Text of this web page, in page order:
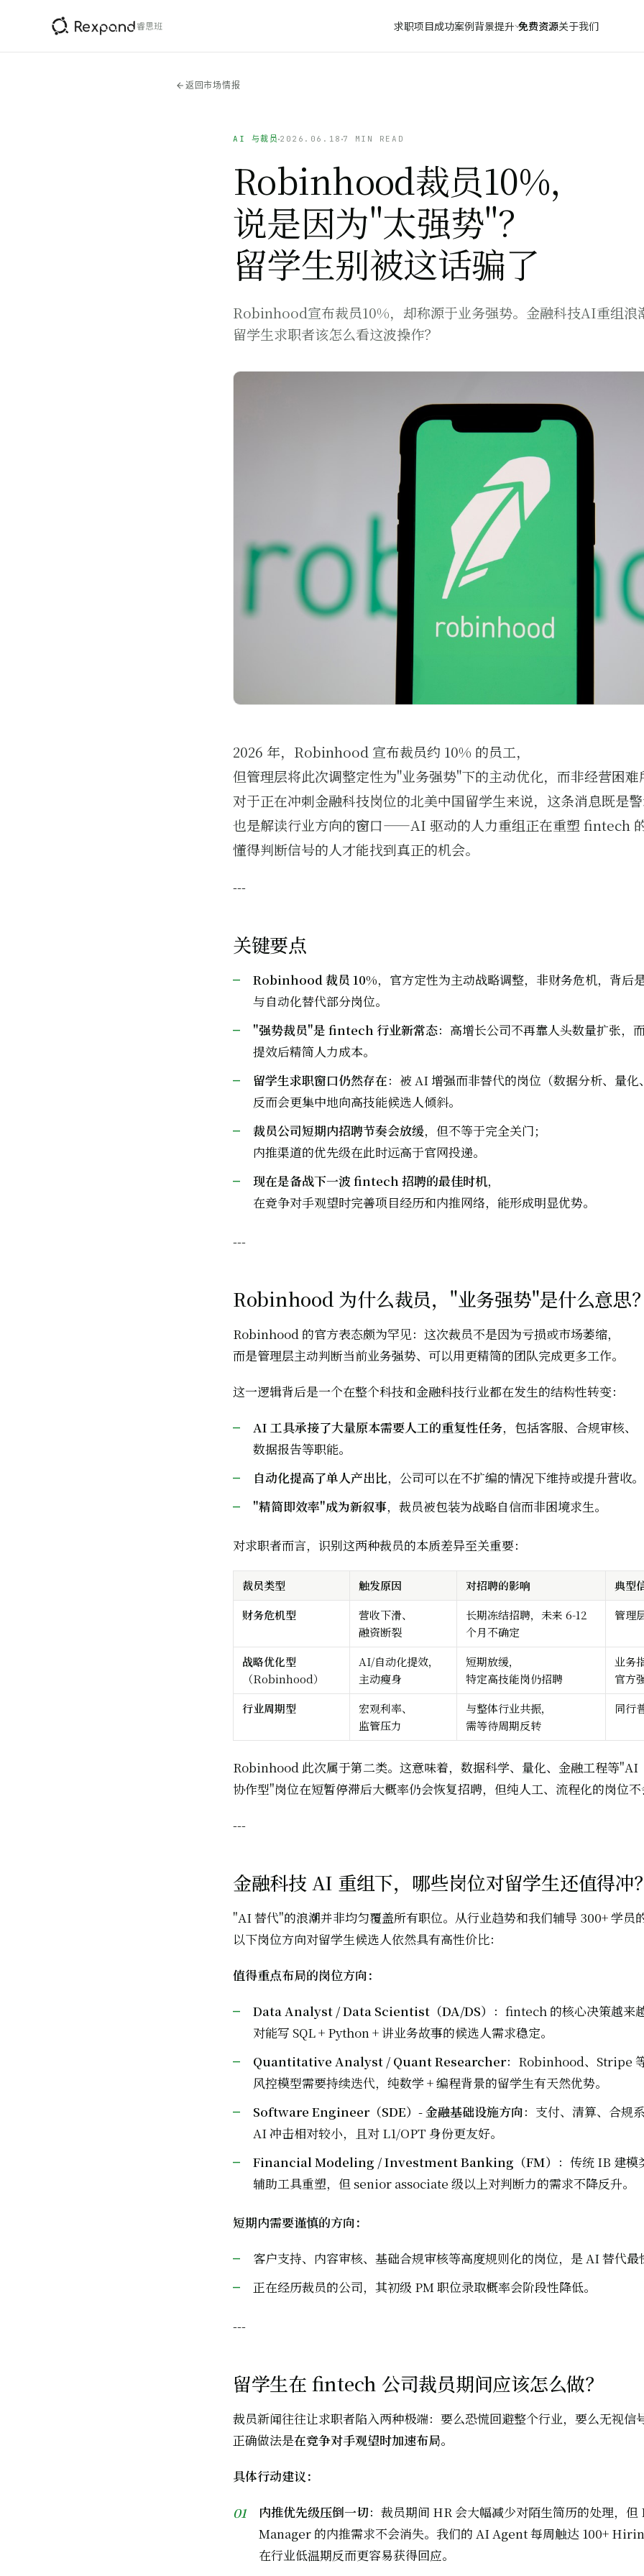
睿思班 求职项目成功案例背景提升 免费资源关于我们
返回市场情报
AI 与裁员2026.06.18 7 MIN READ
Robinhood裁员10%，
说是因为"太强势"？
留学生别被这话骗了
Robinhood宣布裁员10%，却称源于业务强势。金融科技AI重组浪
留学生求职者该怎么看这波操作？
2026 年，Robinhood 宣布裁员约 10% 的员工，
但管理层将此次调整定性为"业务强势"下的主动优化，而非经营困难
对于正在冲刺金融科技岗位的北美中国留学生来说，这条消息既是
也是解读行业方向的窗口——AI 驱动的人力重组正在重塑 fintech
懂得判断信号的人才能找到真正的机会。
---
关键要点
Robinhood 裁员 10%，官方定性为主动战略调整，非财务危机，背后
与自动化替代部分岗位。
"强势裁员"是 fintech 行业新常态：高增长公司不再靠人头数量扩张，
提效后精简人力成本。
留学生求职窗口仍然存在：被 AI 增强而非替代的岗位（数据分析、量化
反而会更集中地向高技能候选人倾斜。
裁员公司短期内招聘节奏会放缓，但不等于完全关门；
内推渠道的优先级在此时远高于官网投递。
现在是备战下一波 fintech 招聘的最佳时机，
在竞争对手观望时完善项目经历和内推网络，能形成明显优势。
---
Robinhood 为什么裁员，"业务强势"是什么意思
Robinhood 的官方表态颇为罕见：这次裁员不是因为亏损或市场萎缩，
而是管理层主动判断当前业务强势、可以用更精简的团队完成更多工作。
这一逻辑背后是一个在整个科技和金融科技行业都在发生的结构性转变：
AI 工具承接了大量原本需要人工的重复性任务，包括客服、合规审核、
数据报告等职能。
自动化提高了单人产出比，公司可以在不扩编的情况下维持或提升营收。
"精简即效率"成为新叙事，裁员被包装为战略自信而非困境求生。
对求职者而言，识别这两种裁员的本质差异至关重要：
裁员类型 触发原因 对招聘的影响
典型
财务危机型
营收下滑、
融资断裂
长期冻结招聘，未来 6-12
个月不确定
管理
战略优化型
（Robinhood）
AI/自动化提效，
主动瘦身
短期放缓，
特定高技能岗仍招聘
业务
官方
行业周期型
宏观利率、
监管压力
与整体行业共振，
需等待周期反转
同行
Robinhood 此次属于第二类。这意味着，数据科学、量化、金融工程等"AI
协作型"岗位在短暂停滞后大概率仍会恢复招聘，但纯人工、流程化的岗位
---
金融科技 AI 重组下，哪些岗位对留学生还值得冲
"AI 替代"的浪潮并非均匀覆盖所有职位。从行业趋势和我们辅导 300+ 学员
以下岗位方向对留学生候选人依然具有高性价比：
值得重点布局的岗位方向：
Data Analyst / Data Scientist（DA/DS） ：fintech 的核心决策越来
对能写 SQL + Python + 讲业务故事的候选人需求稳定。
Quantitative Analyst / Quant Researcher：Robinhood、Stripe
风控模型需要持续迭代，纯数学 + 编程背景的留学生有天然优势。
Software Engineer（SDE）- 金融基础设施方向：支付、清算、合规
AI 冲击相对较小，且对 L1/OPT 身份更友好。
Financial Modeling / Investment Banking（FM） ：传统 IB 建
辅助工具重塑，但 senior associate 级以上对判断力的需求不降反升。
短期内需要谨慎的方向：
客户支持、内容审核、基础合规审核等高度规则化的岗位，是 AI 替代最
正在经历裁员的公司，其初级 PM 职位录取概率会阶段性降低。
---
留学生在 fintech 公司裁员期间应该怎么做？
裁员新闻往往让求职者陷入两种极端：要么恐慌回避整个行业，要么无视信
正确做法是在竞争对手观望时加速布局。
具体行动建议：
内推优先级压倒一切：裁员期间 HR 会大幅减少对陌生简历的处理，
Manager 的内推需求不会消失。我们的 AI Agent 每周触达 100+
在行业低温期反而更容易获得回应。